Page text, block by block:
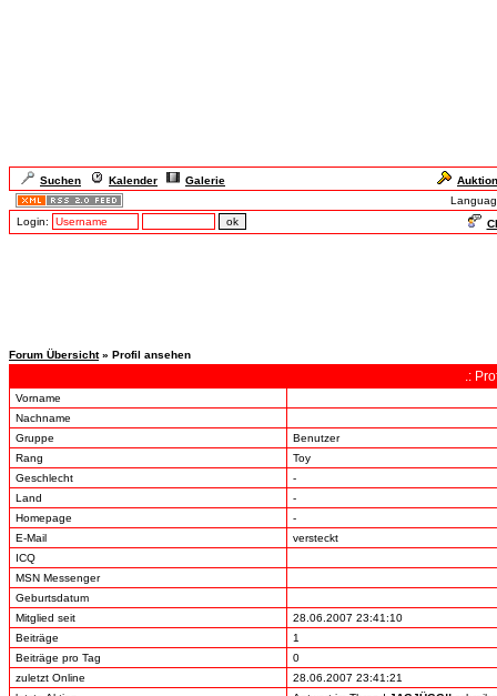
Suchen Kalender Galerie
Login:
Forum Übersicht» Profil ansehen
.:
Vorname
Nachname
Gruppe
Benutzer
Rang
Toy
Geschlecht
-
Land
-
Homepage
-
E-Mail
versteckt
ICQ
MSN Messenger
Geburtsdatum
Mitglied seit
28.06.2007 23:41:10
Beiträge
1
Beiträge pro Tag
0
zuletzt Online
28.06.2007 23:41:21